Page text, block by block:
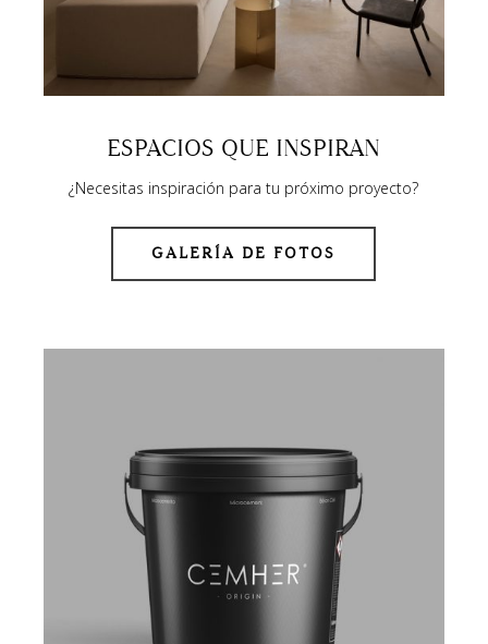
ESPACIOS QUE INSPIRAN
¿Necesitas inspiración para tu próximo proyecto?
GALERÍA DE FOTOS